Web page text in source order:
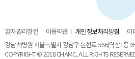
환자권리장전 이용약관 개인정보처리방침 이
강남차병원 서울특별시 강남구 논현로 566(역삼1동
COPYRIGHT © 2018 CHAMC, ALL RIGHTS